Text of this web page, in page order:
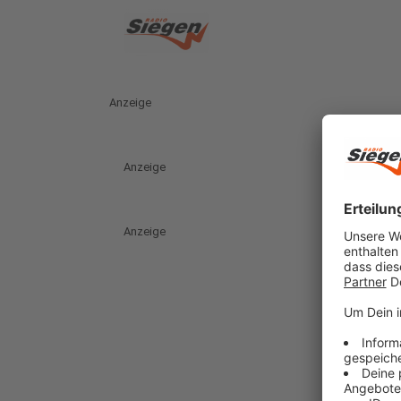
Anzeige
Anzeige
Anzeige